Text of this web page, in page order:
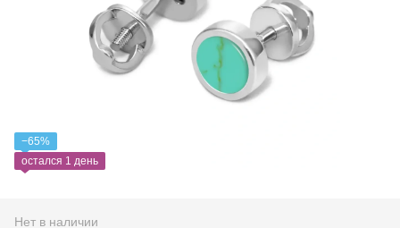
−65%
остался 1 день
Нет в наличии